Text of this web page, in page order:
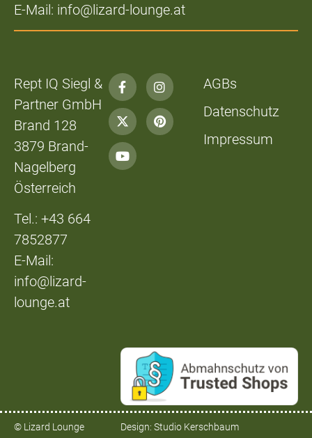
E-Mail: info@lizard-lounge.at
Rept IQ Siegl &
Partner GmbH
Brand 128
3879 Brand-
Nagelberg
Österreich
Tel.: +43 664
7852877
E-Mail:
info@lizard-
lounge.at
AGBs
Datenschutz
Impressum
© Lizard Lounge Design: Studio Kerschbaum